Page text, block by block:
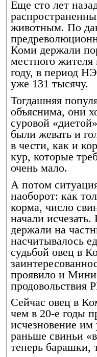
Еще сто лет
животным. По
Коми держали
местного
году, в период
уже 131 тысячу.
Тогдашняя
объяснима, они
суровой
были жевать и
в чести, как и
кур, которые
очень мало.
А потом
наоборот: как
корма, число
начали
держали на
насчитывалось
судьбой овец в
проявило и
продовольствия
Сейчас овец в
чем в 20-е годы
исчезновение им
раньше свиньи
теперь барашки,